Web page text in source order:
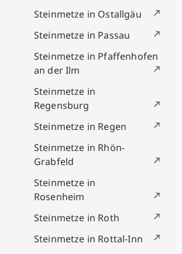
Steinmetze in Ostallgäu
Steinmetze in Passau
Steinmetze in Pfaffenhofen
an der Ilm
Steinmetze in
Regensburg
Steinmetze in Regen
Steinmetze in Rhön-
Grabfeld
Steinmetze in
Rosenheim
Steinmetze in Roth
Steinmetze in Rottal-Inn